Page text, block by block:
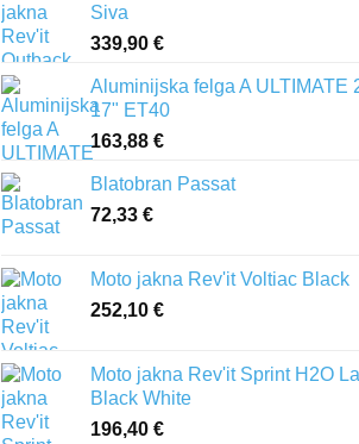
Siva
339,90 €
Aluminijska felga A ULTIMATE
17" ET40
163,88 €
Blatobran Passat
72,33 €
Moto jakna Rev'it Voltiac Black
252,10 €
Moto jakna Rev'it Sprint H2O
Black White
196,40 €